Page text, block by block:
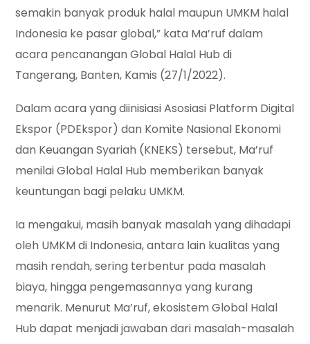
semakin banyak produk halal maupun UMKM halal
Indonesia ke pasar global,” kata Ma’ruf dalam
acara pencanangan Global Halal Hub di
Tangerang, Banten, Kamis (27/1/2022).
Dalam acara yang diinisiasi Asosiasi Platform Digital
Ekspor (PDEkspor) dan Komite Nasional Ekonomi
dan Keuangan Syariah (KNEKS) tersebut, Ma’ruf
menilai Global Halal Hub memberikan banyak
keuntungan bagi pelaku UMKM.
Ia mengakui, masih banyak masalah yang dihadapi
oleh UMKM di Indonesia, antara lain kualitas yang
masih rendah, sering terbentur pada masalah
biaya, hingga pengemasannya yang kurang
menarik. Menurut Ma’ruf, ekosistem Global Halal
Hub dapat menjadi jawaban dari masalah-masalah